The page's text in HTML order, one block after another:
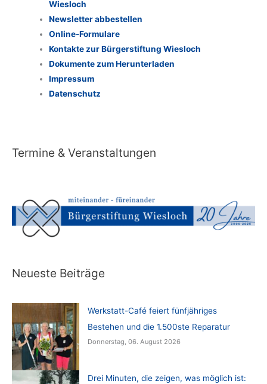
Wiesloch
Newsletter abbestellen
Online-Formulare
Kontakte zur Bürgerstiftung Wiesloch
Dokumente zum Herunterladen
Impressum
Datenschutz
Termine & Veranstaltungen
Neueste Beiträge
Werkstatt-Café feiert fünfjähriges
Bestehen und die 1.500ste Reparatur
Donnerstag, 06. August 2026
Drei Minuten, die zeigen, was möglich ist: